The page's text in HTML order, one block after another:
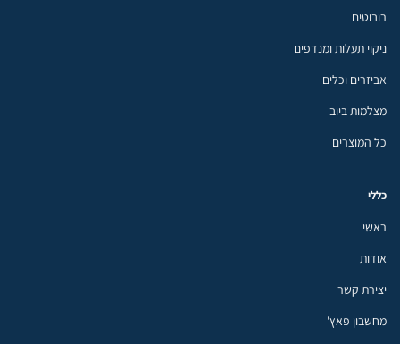
רובוטים
ניקוי תעלות ומנדפים
אביזרים וכלים
מצלמות ביוב
כל המוצרים
כללי
ראשי
אודות
יצירת קשר
מחשבון פאץ'